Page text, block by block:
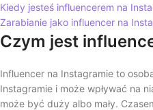
Kiedy jesteś influencerem na
Zarabianie jako influencer na
Czym jest
Influencer na Instagramie to
Instagramie i może wpływać na
może być duży albo mały.